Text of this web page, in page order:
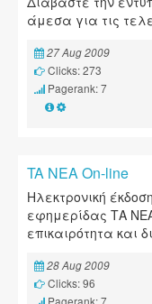
άμεσα για τις
27 Aug 2009
Clicks: 273
Pagerank: 7
TA NEA On-line
Ηλεκτρονική
εφημερίδας ΤΑ
επικαιρότητα και
28 Aug 2009
Clicks: 96
Pagerank: 7